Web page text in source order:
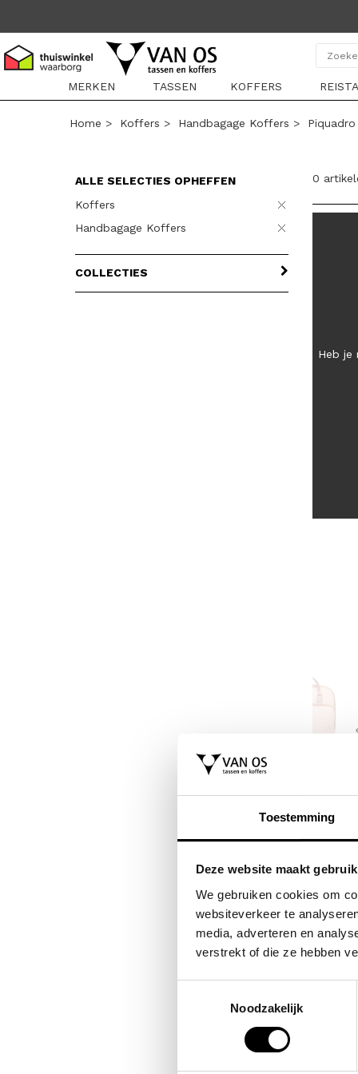
Toestemming
Deze website maakt
We gebruiken cookies om
websiteverkeer te
media, adverteren en
verstrekt of die ze hebben
Noodzakelijk
MERKEN
TASSEN KOFFERS
Home > Koffers > Handbagage Koffers > Piquadro
ALLE SELECTIES OPHEFFEN
Koffers
Handbagage Koffers
COLLECTIES
0
Heb je
handtas dames birina
laptoprugzak /
laptoptas /
15.6 inch william